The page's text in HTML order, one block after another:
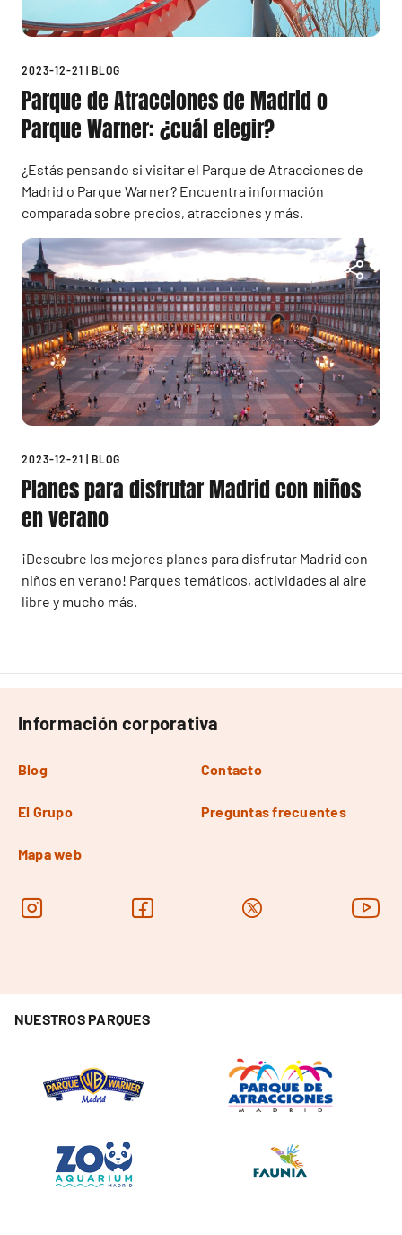
2023-12-21 | BLOG
Parque de Atracciones de Madrid o
Parque Warner: ¿cuál elegir?
¿Estás pensando si visitar el Parque de Atracciones de
Madrid o Parque Warner? Encuentra información
comparada sobre precios, atracciones y más.
2023-12-21 | BLOG
Planes para disfrutar Madrid con niños
en verano
¡Descubre los mejores planes para disfrutar Madrid con
niños en verano! Parques temáticos, actividades al aire
libre y mucho más.
Información corporativa
Blog Contacto
El Grupo Preguntas frecuentes
Mapa web
NUESTROS PARQUES